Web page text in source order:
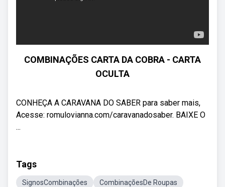
COMBINAÇÕES CARTA DA COBRA - CARTA
OCULTA
CONHEÇA A CARAVANA DO SABER para saber mais,
Acesse: romulovianna.com/caravanadosaber. BAIXE O
...
Tags
SignosCombinações
CombinaçõesDe Roupas